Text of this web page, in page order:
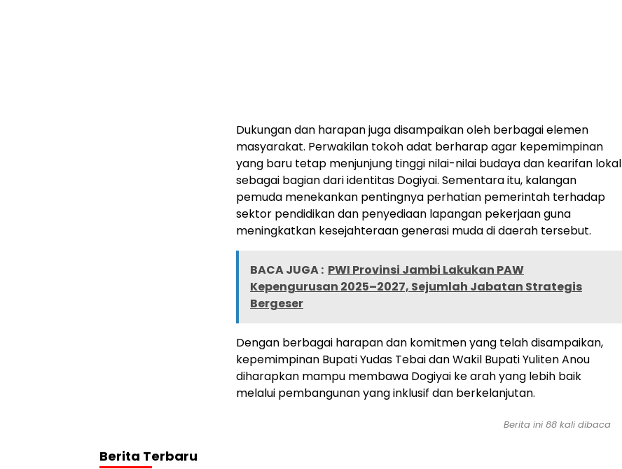
Dukungan dan harapan juga disampaikan oleh berbagai elemen
masyarakat. Perwakilan tokoh adat berharap agar kepemimpinan
yang baru tetap menjunjung tinggi nilai-nilai budaya dan kearifan lokal
sebagai bagian dari identitas Dogiyai. Sementara itu, kalangan
pemuda menekankan pentingnya perhatian pemerintah terhadap
sektor pendidikan dan penyediaan lapangan pekerjaan guna
meningkatkan kesejahteraan generasi muda di daerah tersebut.
BACA JUGA : PWI Provinsi Jambi Lakukan PAW
Kepengurusan 2025–2027, Sejumlah Jabatan Strategis
Bergeser
Dengan berbagai harapan dan komitmen yang telah disampaikan,
kepemimpinan Bupati Yudas Tebai dan Wakil Bupati Yuliten Anou
diharapkan mampu membawa Dogiyai ke arah yang lebih baik
melalui pembangunan yang inklusif dan berkelanjutan.
Berita ini 88 kali dibaca
Berita Terbaru